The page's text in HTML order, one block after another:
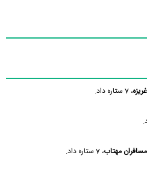
غریزه، 7 ستاره داد.
مسافران مهتاب، 7 ستاره داد.